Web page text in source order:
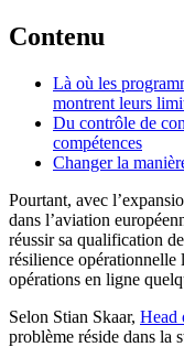
Contenu
Là où les
montrent leurs
Du contrôle de
compétences
Changer la
Pourtant, avec
dans l’aviation
réussir sa qualification
résilience opérationnelle
opérations en ligne
Selon Stian Skaar, Head
problème réside dans la